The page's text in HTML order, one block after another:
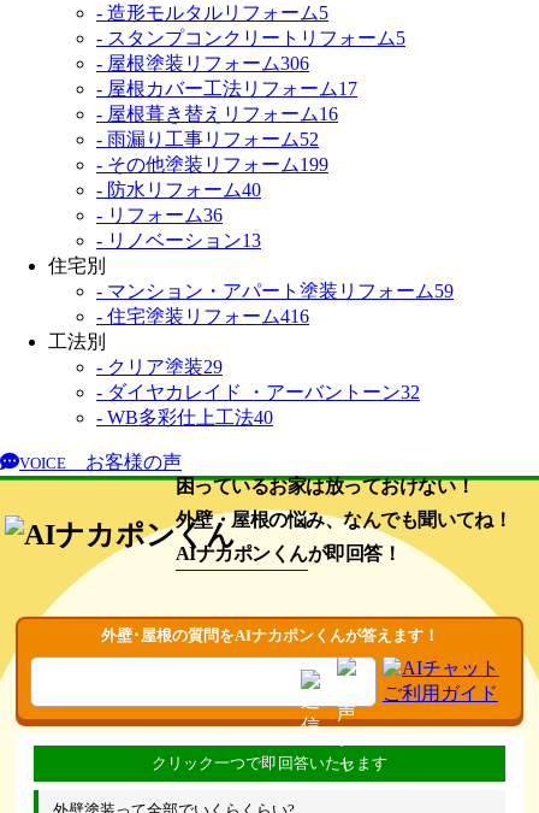
- 造形モルタルリフォーム5
- スタンプコンクリートリフォーム5
- 屋根塗装リフォーム306
- 屋根カバー工法リフォーム17
- 屋根葺き替えリフォーム16
- 雨漏り工事リフォーム52
- その他塗装リフォーム199
- 防水リフォーム40
- リフォーム36
- リノベーション13
住宅別
- マンション・アパート塗装リフォーム59
- 住宅塗装リフォーム416
工法別
- クリア塗装29
- ダイヤカレイド ・アーバントーン32
- WB多彩仕上工法40
VOICE
お客様の声
困っているお家は放っておけない！
外壁・屋根の悩み、なんでも聞いてね！
AIナカポンくんが即回答！
外壁･屋根の質問をAIナカポンくんが答えます！